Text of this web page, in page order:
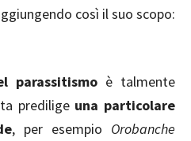
così il suo scopo:
parassitismo è talmente
predilige una particolare
, per esempio Orobanche